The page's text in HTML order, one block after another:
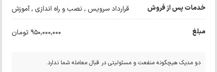
خدمات پس از فروش قرارداد سرویس , نصب و راه اندازی , آموزش
مبلغ 950,000,000 تومان
دو مدیک هیچگونه منفعت و مسئولیتی در قبال معامله شما ندارد.